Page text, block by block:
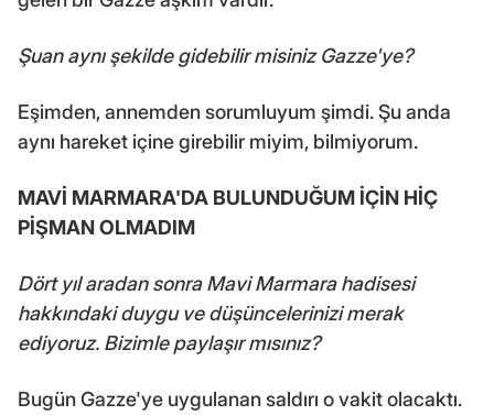
Şuan aynı şekilde gidebilir misiniz Gazze'ye?
Eşimden, annemden sorumluyum şimdi. Şu anda
aynı hareket içine girebilir miyim, bilmiyorum.
MAVİ MARMARA'DA BULUNDUĞUM İÇİN HİÇ
PİŞMAN OLMADIM
Dört yıl aradan sonra Mavi Marmara hadisesi
hakkındaki duygu ve düşüncelerinizi merak
ediyoruz. Bizimle paylaşır mısınız?
Bugün Gazze'ye uygulanan saldırı o vakit olacaktı.